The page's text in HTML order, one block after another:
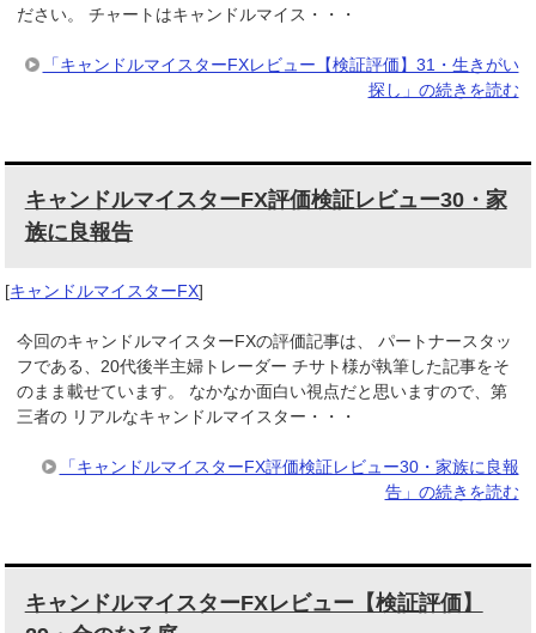
ださい。 チャートはキャンドルマイス・・・
「キャンドルマイスターFXレビュー【検証評価】31・生きがい
探し」の続きを読む
キャンドルマイスターFX評価検証レビュー30・家
族に良報告
[キャンドルマイスターFX]
今回のキャンドルマイスターFXの評価記事は、 パートナースタッ
フである、20代後半主婦トレーダー チサト様が執筆した記事をそ
のまま載せています。 なかなか面白い視点だと思いますので、第
三者の リアルなキャンドルマイスター・・・
「キャンドルマイスターFX評価検証レビュー30・家族に良報
告」の続きを読む
キャンドルマイスターFXレビュー【検証評価】